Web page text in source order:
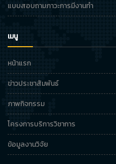
แบบสอบถามภาวะการมีงานทำ
เมนู
หน้าแรก
ข่าวประชาสัมพันธ์
ภาพกิจกรรม
โครงการบริการวิชาการ
ข้อมูลงานวิจัย